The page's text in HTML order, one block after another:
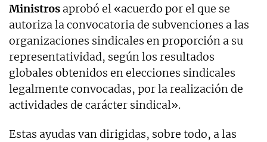
Ministros aprobó el «acuerdo por el que se
autoriza la convocatoria de subvenciones a las
organizaciones sindicales en proporción a su
representatividad, según los resultados
globales obtenidos en elecciones sindicales
legalmente convocadas, por la realización de
actividades de carácter sindical».
Estas ayudas van dirigidas, sobre todo, a las